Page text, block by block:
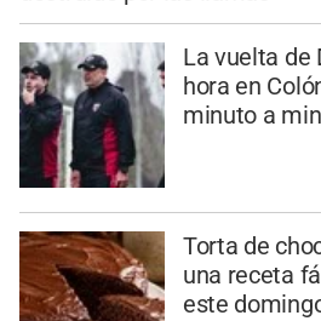
La vuelta de
hora en
minuto a
Torta de
una receta
este